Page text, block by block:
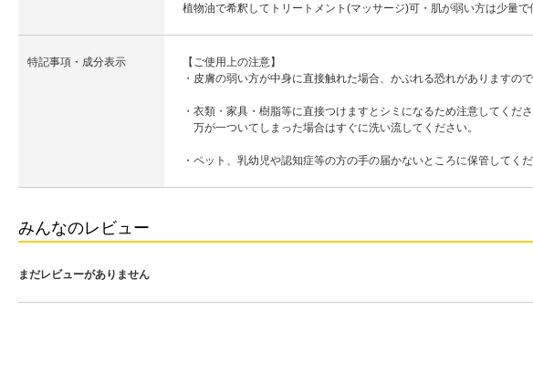
植物油で希釈してトリートメント(マッサージ)可・肌が弱い方は少量で
特記事項・成分表示
【ご使用上の注意】
・皮膚の弱い方が中身に直接触れた場合、かぶれる恐れがありますの
・衣類・家具・樹脂等に直接つけますとシミになるため注意してくださ
万が一ついてしまった場合はすぐに洗い流してください。
・ペット、乳幼児や認知症等の方の手の届かないところに保管してくだ
みんなのレビュー
まだレビューがありません